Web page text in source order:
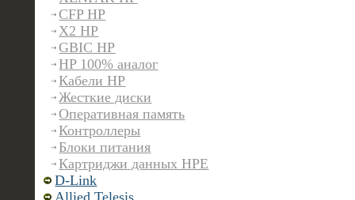
CFP HP
X2 HP
GBIC HP
HP 100% аналог
Кабели HP
Жесткие диски
Оперативная память
Контроллеры
Блоки питания
Картриджи данных HPE
D-Link
Allied Telesis